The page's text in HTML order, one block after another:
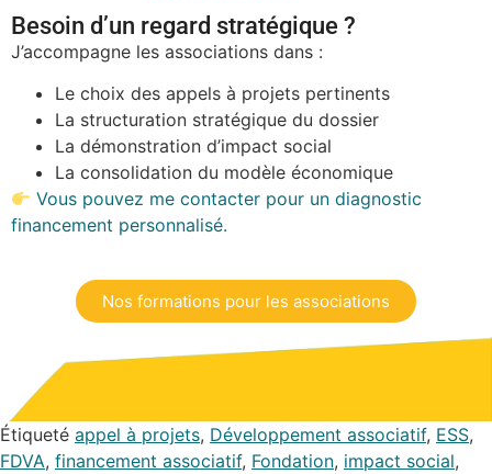
Besoin d’un regard stratégique ?
J’accompagne les associations dans :
Le choix des appels à projets pertinents
La structuration stratégique du dossier
La démonstration d’impact social
La consolidation du modèle économique
Vous pouvez me contacter pour un diagnostic
financement personnalisé.
Nos formations pour les associations
Étiqueté appel à projets, Développement associatif, ESS,
FDVA, financement associatif, Fondation, impact social,